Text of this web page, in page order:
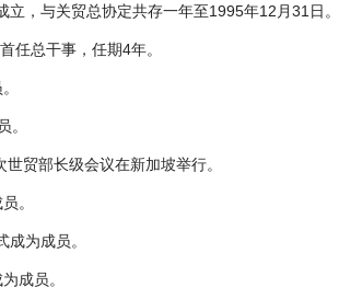
，与关贸总协定共存一年至1995年12月31日。
任总干事，任期4年。
。
贸部长级会议在新加坡举行。
。
为成员。
成员。